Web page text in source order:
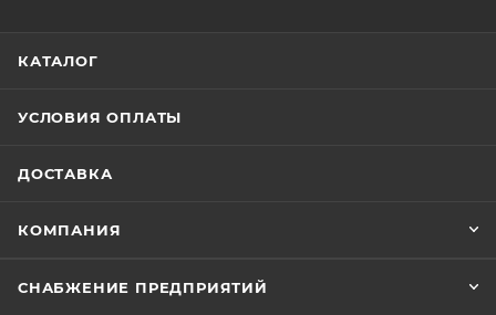
КАТАЛОГ
УСЛОВИЯ ОПЛАТЫ
ДОСТАВКА
КОМПАНИЯ
СНАБЖЕНИЕ ПРЕДПРИЯТИЙ